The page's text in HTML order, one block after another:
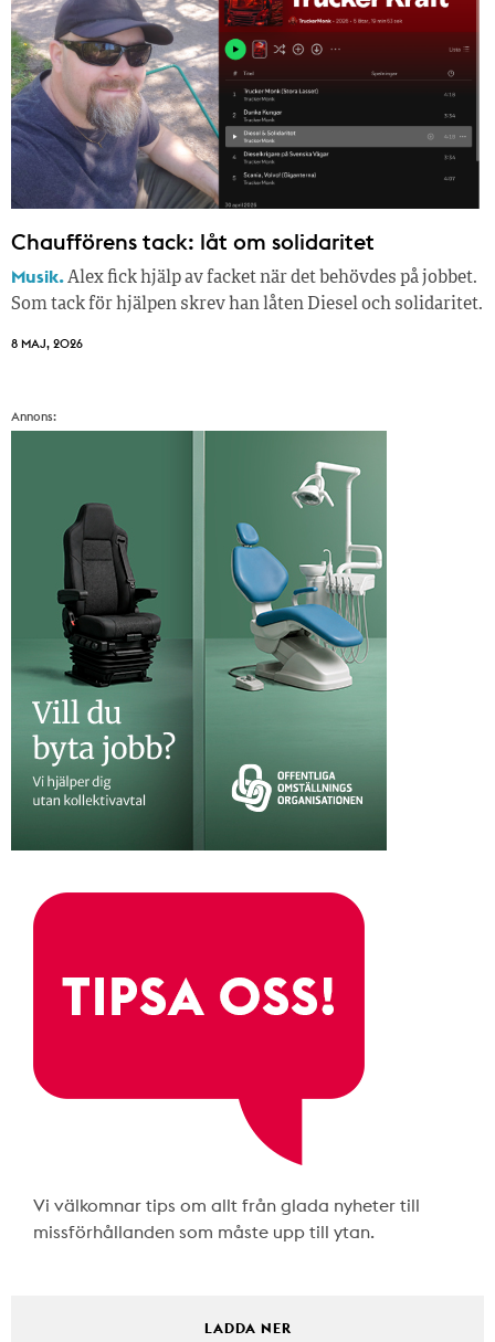
Chaufförens tack: låt om solidaritet
Musik.Alex fick hjälp av facket när det behövdes på jobbet.
Som tack för hjälpen skrev han låten Diesel och solidaritet.
8 MAJ, 2026
Annons:
Vi välkomnar tips om allt från glada nyheter till
missförhållanden som måste upp till ytan.
LADDA NER